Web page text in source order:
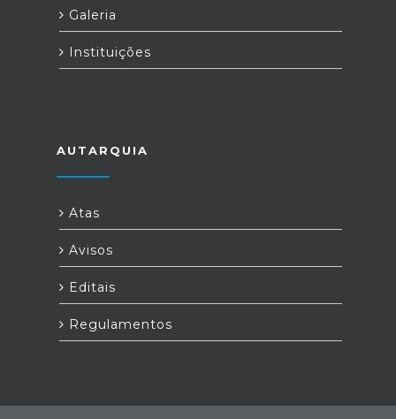
Galeria
Instituições
AUTARQUIA
Atas
Avisos
Editais
Regulamentos